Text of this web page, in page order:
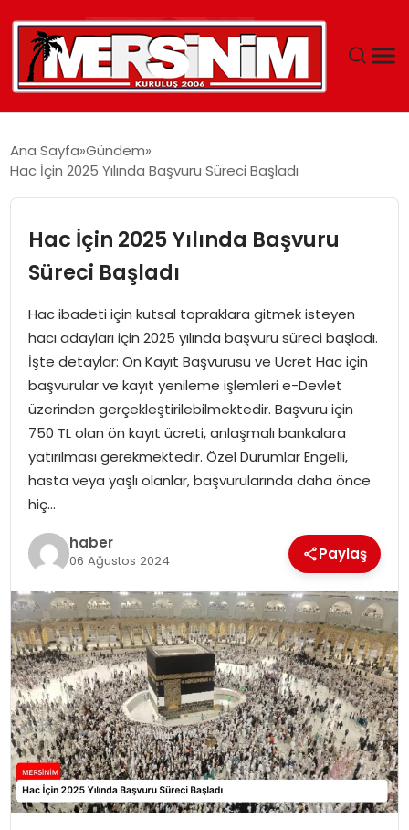
YAŞAM
GÜNCEL
SAĞLIK
EĞITIM
SPOR
EKONOMI
MAGAZIN
DÜNYA
OTOMOBIL
Ana Sayfa Gündem
Hac İçin 2025 Yılında Başvuru Süreci Başladı
Hac İçin 2025 Yılında Başvuru
Süreci Başladı
Hac ibadeti için kutsal topraklara gitmek isteyen
hacı adayları için 2025 yılında başvuru süreci başladı.
İşte detaylar: Ön Kayıt Başvurusu ve Ücret Hac için
başvurular ve kayıt yenileme işlemleri e-Devlet
üzerinden gerçekleştirilebilmektedir. Başvuru için
750 TL olan ön kayıt ücreti, anlaşmalı bankalara
yatırılması gerekmektedir. Özel Durumlar Engelli,
hasta veya yaşlı olanlar, başvurularında daha önce
hiç…
haber
06 Ağustos 2024 Paylaş